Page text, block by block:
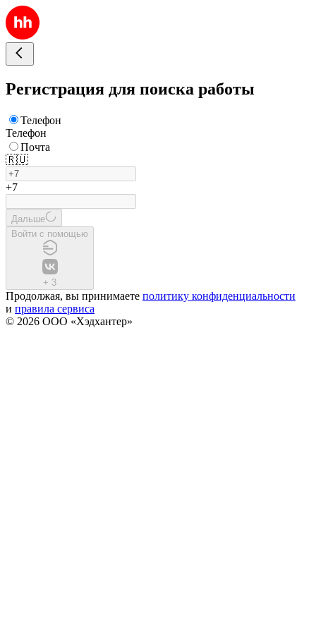
Регистрация для поиска работы
Телефон
Телефон
Почта
🇷🇺
+7
Дальше
Войти с помощью
+ 3
Продолжая, вы принимаете политику конфиденциальности
и правила сервиса
© 2026 ООО «Хэдхантер»